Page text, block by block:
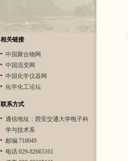
相关链接
中国聚合物网
中国流变网
中国化学仪器网
化学化工论坛
联系方式
通信地址：西安交通大学电子科
学与技术系
邮编:710049
电话:029-82665161